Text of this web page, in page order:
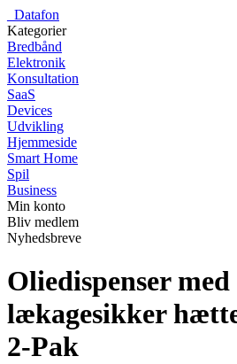
Datafon
Kategorier
Bredbånd
Elektronik
Konsultation
SaaS
Devices
Udvikling
Hjemmeside
Smart Home
Spil
Business
Min konto
Bliv medlem
Nyhedsbreve
Oliedispenser med
lækagesikker
2-Pak